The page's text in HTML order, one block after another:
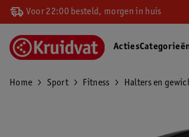
Voor 22:00 besteld, morgen in huis
Acties
Home Sport Fitness Halters en